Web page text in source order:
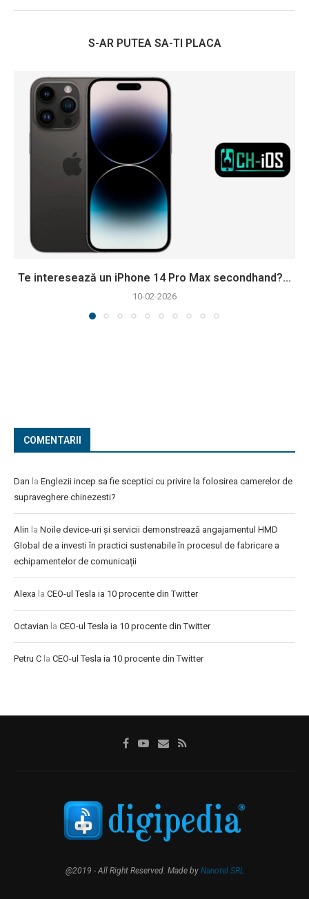
S-AR PUTEA SA-TI PLACA
Te interesează un iPhone 14 Pro Max secondhand?...
10-02-2026
COMENTARII
Dan la Englezii incep sa fie sceptici cu privire la folosirea camerelor de
supraveghere chinezesti?
Alin la Noile device-uri și servicii demonstrează angajamentul HMD
Global de a investi în practici sustenabile în procesul de fabricare a
echipamentelor de comunicații
Alexa la CEO-ul Tesla ia 10 procente din Twitter
Octavian la CEO-ul Tesla ia 10 procente din Twitter
Petru C la CEO-ul Tesla ia 10 procente din Twitter
@2019 - All Right Reserved. Made by Nanotel SRL